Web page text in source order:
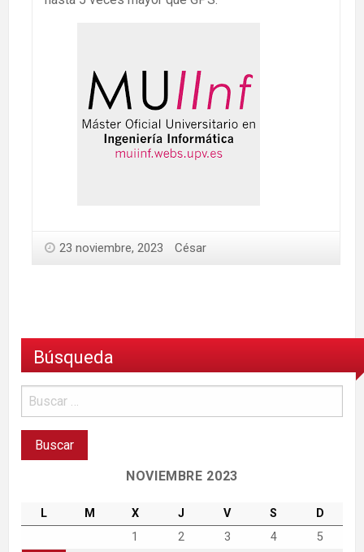
23 noviembre, 2023 César
Búsqueda
NOVIEMBRE 2023
L M X J V S
D
1
2 3 4
5